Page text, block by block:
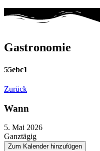
Gastronomie
55ebc1
Zurück
Wann
5. Mai 2026
Ganztägig
Zum Kalender hinzufügen